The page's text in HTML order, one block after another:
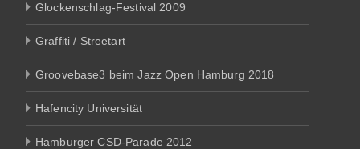
Glockenschlag-Festival 2009
Graffiti / Streetart
Groovebase3 beim Jazz Open Hamburg 2018
Hafencity Universität
Hamburger CSD-Parade 2012